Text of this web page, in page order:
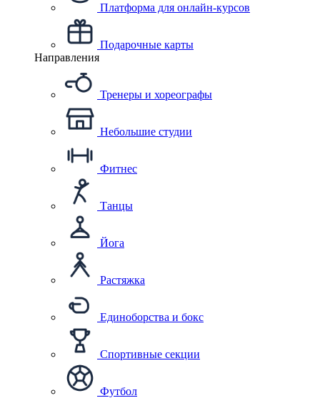
Платформа для онлайн-курсов
Подарочные карты
Направления
Тренеры и хореографы
Небольшие студии
Фитнес
Танцы
Йога
Растяжка
Единоборства и бокс
Спортивные секции
Футбол